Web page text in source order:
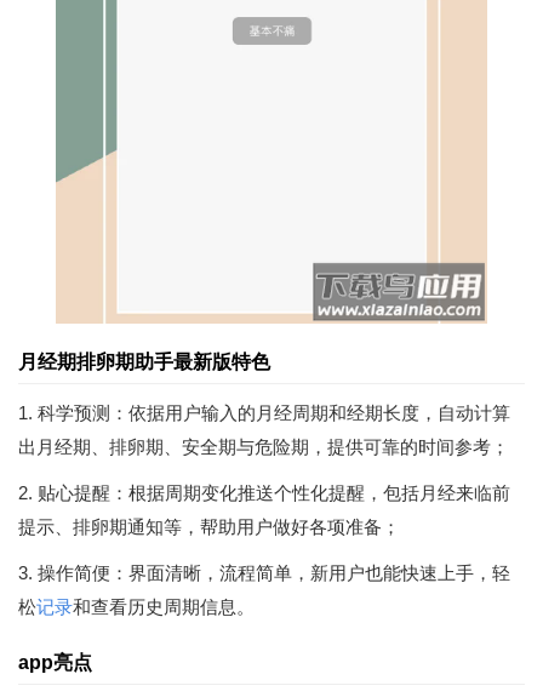
月经期排卵期助手最新版特色
1. 科学预测：依据用户输入的月经周期和经期长度，自动计算
出月经期、排卵期、安全期与危险期，提供可靠的时间参考；
2. 贴心提醒：根据周期变化推送个性化提醒，包括月经来临前
提示、排卵期通知等，帮助用户做好各项准备；
3. 操作简便：界面清晰，流程简单，新用户也能快速上手，轻
松记录和查看历史周期信息。
app亮点